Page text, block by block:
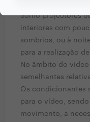
como projectores
interiores com
sombrios, ou à
para a realização
No âmbito do
semelhantes
Os condicionantes
para o vídeo,
movimento, a